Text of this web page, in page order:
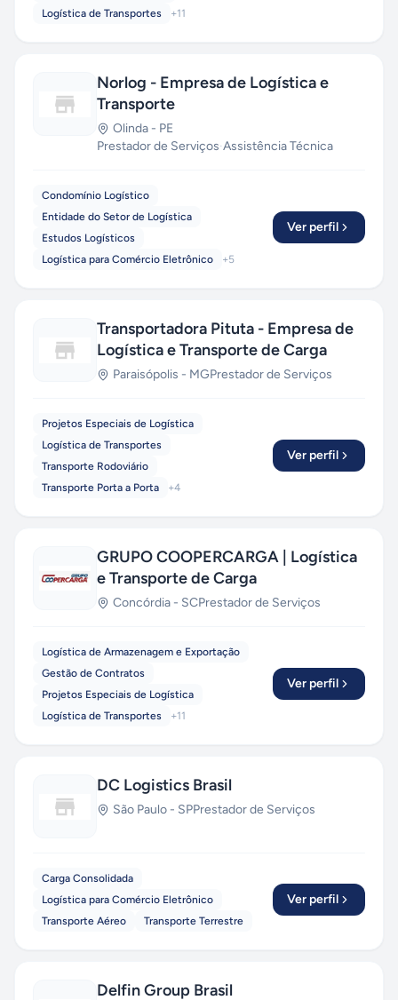
Logística de Transportes
+11
Norlog - Empresa de Logística e
Transporte
Olinda - PE
Prestador de Serviços·Assistência Técnica
Condomínio Logístico
Entidade do Setor de Logística
Estudos Logísticos
Logística para Comércio Eletrônico
+5
Ver perfil
Transportadora Pituta - Empresa de
Logística e Transporte de Carga
Paraisópolis - MGPrestador de Serviços
Projetos Especiais de Logística
Logística de Transportes
Transporte Rodoviário
Transporte Porta a Porta
+4
Ver perfil
GRUPO COOPERCARGA | Logística
e Transporte de Carga
Concórdia - SCPrestador de Serviços
Logística de Armazenagem e Exportação
Gestão de Contratos
Projetos Especiais de Logística
Logística de Transportes
+11
Ver perfil
DC Logistics Brasil
São Paulo - SPPrestador de Serviços
Carga Consolidada
Logística para Comércio Eletrônico
Transporte Aéreo
Transporte Terrestre
Ver perfil
Delfin Group Brasil